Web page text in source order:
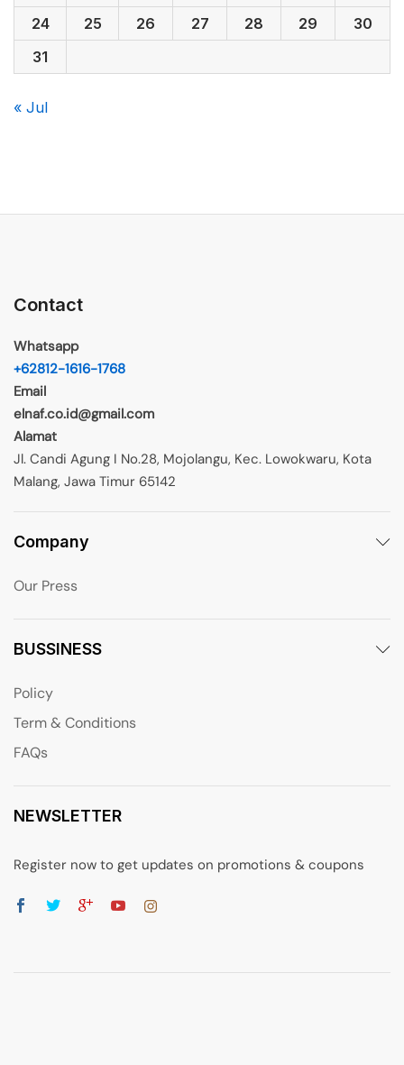
24
25 26 27 28 29
30
31
« Jul
Contact
Whatsapp
+62812-1616-1768
Email
elnaf.co.id@gmail.com
Alamat
Jl. Candi Agung I No.28, Mojolangu, Kec. Lowokwaru, Kota
Malang, Jawa Timur 65142
Company
Our Press
BUSSINESS
Policy
Term & Conditions
FAQs
NEWSLETTER
Register now to get updates on promotions & coupons